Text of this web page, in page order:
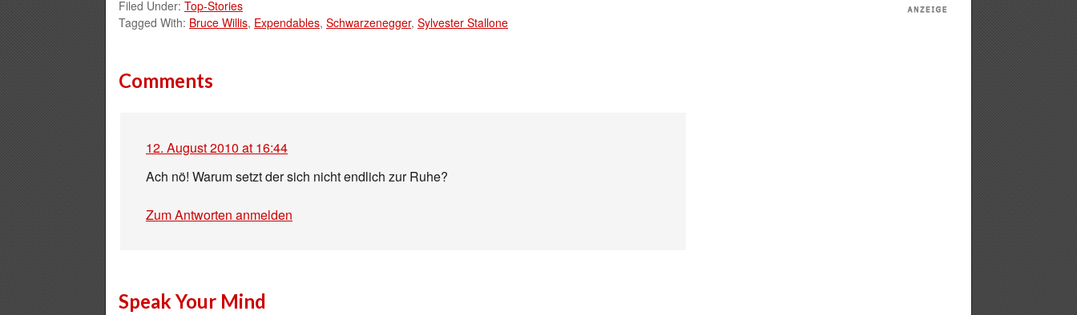
Filed Under: Top-Stories
Tagged With: Bruce Willis, Expendables, Schwarzenegger, Sylvester Stallone
Comments
12. August 2010 at 16:44
Ach nö! Warum setzt der sich nicht endlich zur Ruhe?
Zum Antworten anmelden
Speak Your Mind